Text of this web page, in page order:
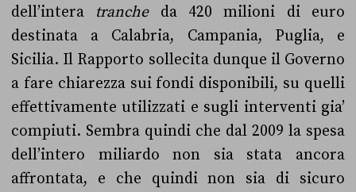
dell’intera trancheda 420 milioni di euro
destinata a Calabria, Campania, Puglia, e
Sicilia. Il Rapporto sollecita dunque il Governo
a fare chiarezza sui fondi disponibili, su quelli
effettivamente utilizzati e sugli interventi gia’
compiuti. Sembra quindi che dal 2009 la spesa
dell’intero miliardo non sia stata ancora
affrontata, e che quindi non sia di sicuro